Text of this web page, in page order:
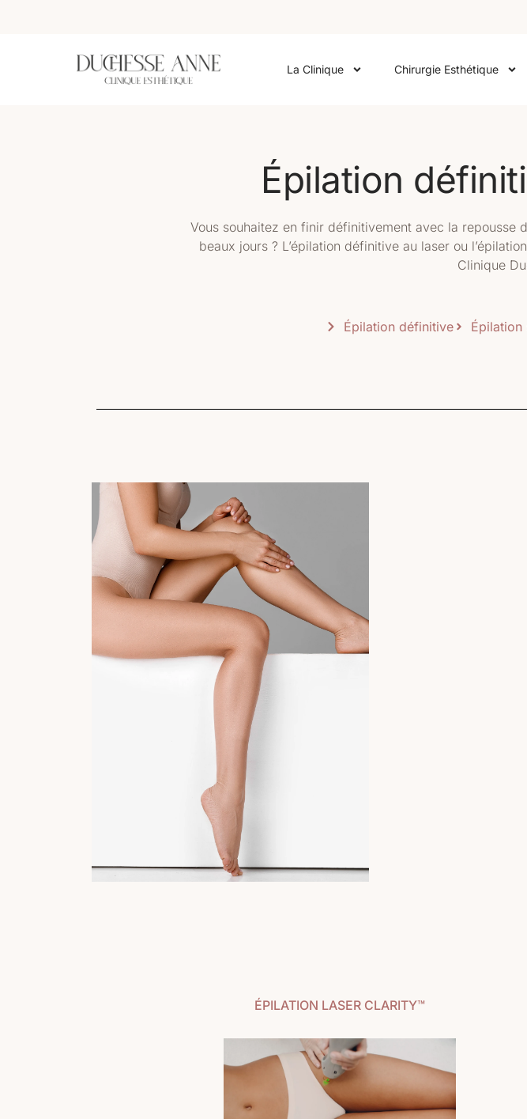
La Clinique Chirurgie Esthétique
Épilation
Vous souhaitez en finir définitivement avec la repousse
beaux jours ? L’épilation définitive au laser ou
Clinique
Épilation définitive Épilation
ÉPILATION LASER CLARITY™